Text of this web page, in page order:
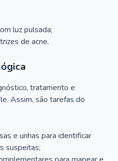
luz pulsada;
de acne.
tratamento e
Assim, são tarefas do
e unhas para identificar
suspeitas;